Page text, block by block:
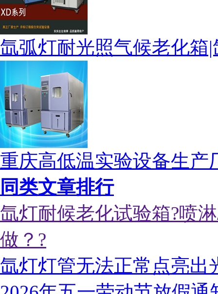
氙弧灯耐光照气候老化箱
重庆高低温实验设备生产
同类文章排行
氙灯耐候老化试验箱?喷
做？?
氙灯灯管无法正常点亮出